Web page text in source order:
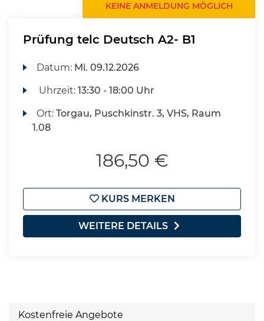
KEINE ANMELDUNG MÖGLICH
Prüfung telc Deutsch A2- B1
Datum: Mi. 09.12.2026
Uhrzeit:13:30 - 18:00 Uhr
Ort:Torgau, Puschkinstr. 3, VHS, Raum
1.08
186,50 €
KURS MERKEN
WEITERE DETAILS
Kostenfreie Angebote